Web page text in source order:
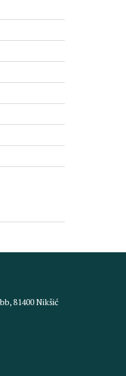
81400 Nikšić